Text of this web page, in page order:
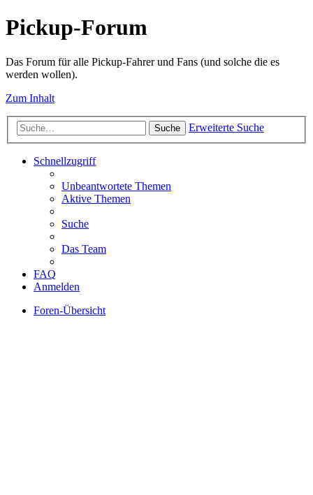
Pickup-Forum
Das Forum für alle Pickup-Fahrer und Fans (und solche die es
werden wollen).
Zum Inhalt
Suche Erweiterte Suche
Schnellzugriff
Unbeantwortete Themen
Aktive Themen
Suche
Das Team
FAQ
Anmelden
Foren-Übersicht